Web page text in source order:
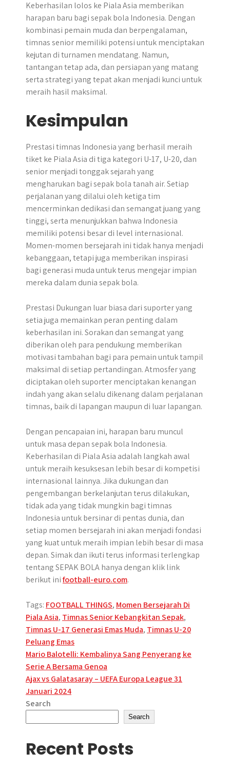
Keberhasilan lolos ke Piala Asia memberikan
harapan baru bagi sepak bola Indonesia. Dengan
kombinasi pemain muda dan berpengalaman,
timnas senior memiliki potensi untuk menciptakan
kejutan di turnamen mendatang. Namun,
tantangan tetap ada, dan persiapan yang matang
serta strategi yang tepat akan menjadi kunci untuk
meraih hasil maksimal.
Kesimpulan
Prestasi timnas Indonesia yang berhasil meraih
tiket ke Piala Asia di tiga kategori U-17, U-20, dan
senior menjadi tonggak sejarah yang
mengharukan bagi sepak bola tanah air. Setiap
perjalanan yang dilalui oleh ketiga tim
mencerminkan dedikasi dan semangat juang yang
tinggi, serta menunjukkan bahwa Indonesia
memiliki potensi besar di level internasional.
Momen-momen bersejarah ini tidak hanya menjadi
kebanggaan, tetapi juga memberikan inspirasi
bagi generasi muda untuk terus mengejar impian
mereka dalam dunia sepak bola.
Prestasi Dukungan luar biasa dari suporter yang
setia juga memainkan peran penting dalam
keberhasilan ini. Sorakan dan semangat yang
diberikan oleh para pendukung memberikan
motivasi tambahan bagi para pemain untuk tampil
maksimal di setiap pertandingan. Atmosfer yang
diciptakan oleh suporter menciptakan kenangan
indah yang akan selalu dikenang dalam perjalanan
timnas, baik di lapangan maupun di luar lapangan.
Dengan pencapaian ini, harapan baru muncul
untuk masa depan sepak bola Indonesia.
Keberhasilan di Piala Asia adalah langkah awal
untuk meraih kesuksesan lebih besar di kompetisi
internasional lainnya. Jika dukungan dan
pengembangan berkelanjutan terus dilakukan,
tidak ada yang tidak mungkin bagi timnas
Indonesia untuk bersinar di pentas dunia, dan
setiap momen bersejarah ini akan menjadi fondasi
yang kuat untuk meraih impian lebih besar di masa
depan. Simak dan ikuti terus informasi terlengkap
tentang SEPAK BOLA hanya dengan klik link
berikut inifootball-euro.com.
Tags: FOOTBALL THINGS, Momen Bersejarah Di
Piala Asia, Timnas Senior Kebangkitan Sepak,
Timnas U-17 Generasi Emas Muda, Timnas U-20
Peluang Emas
Post
navigation
Mario Balotelli: Kembalinya Sang Penyerang ke
Serie A Bersama Genoa
Ajax vs Galatasaray – UEFA Europa League 31
Januari 2024
Search
Search
Recent Posts